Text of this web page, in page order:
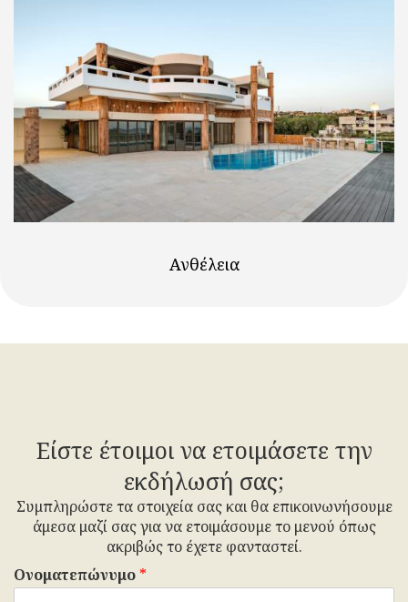
Ανθέλεια
Είστε έτοιμοι να ετοιμάσετε την
εκδήλωσή σας;
Συμπληρώστε τα στοιχεία σας και θα επικοινωνήσουμε
άμεσα μαζί σας για να ετοιμάσουμε το μενού όπως
ακριβώς το έχετε φανταστεί.
Ονοματεπώνυμο *